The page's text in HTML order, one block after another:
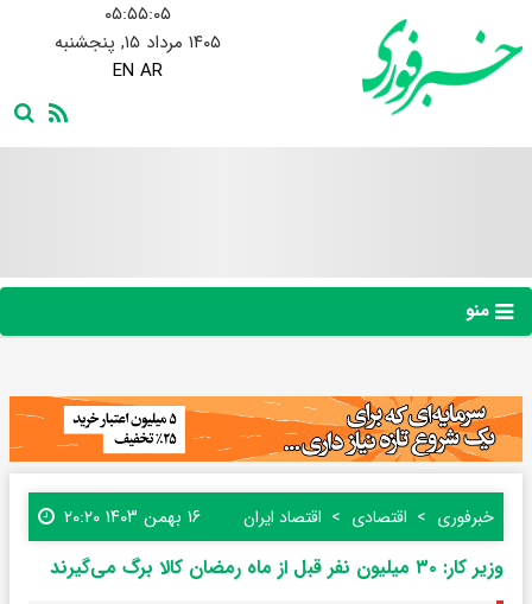
۰۵:۵۵:۰۶
۱۴۰۵ مرداد ۱۵, پنجشنبه
EN AR
منو
خبرفوری اقتصادی اقتصاد ایران ۱۶ بهمن ۱۴۰۳ ۲۰:۲۰
وزیر کار: ۳۰ میلیون نفر قبل از ماه رمضان کالا برگ می‌گیرند